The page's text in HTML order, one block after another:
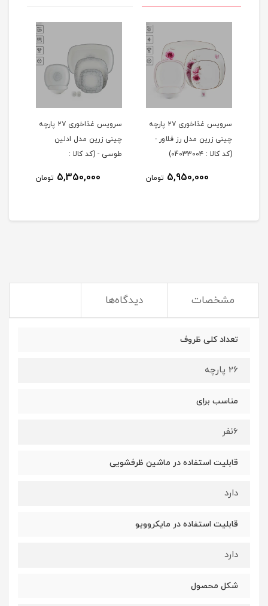
سرویس غذاخوری ۲۷ پارچه
چینی زرین مدل رز فلاور -
(کد کالا : 0403300۴)
5,950,000 تومان
سرویس غذاخوری ۲۷ پارچه
چینی زرین مدل ادلین
طوسی - (کد کالا :
5,350,000 تومان
مشخصات دیدگاه‌ها
تعداد کلی ظروف
26 پارچه
مناسب برای
6نفر
قابلیت استفاده در ماشین ظرفشویی
دارد
قابلیت استفاده در مایکروویو
دارد
شکل محصول